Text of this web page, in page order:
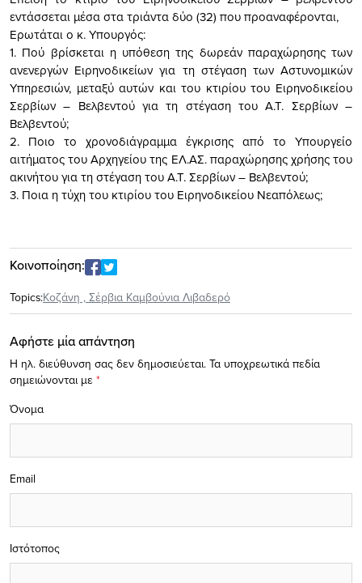
εντάσσεται μέσα στα τριάντα δύο (32) που προαναφέρονται,
Ερωτάται ο κ. Υπουργός:
1. Πού βρίσκεται η υπόθεση της δωρεάν παραχώρησης των
ανενεργών Ειρηνοδικείων για τη στέγαση των Αστυνομικών
Υπηρεσιών, μεταξύ αυτών και του κτιρίου του Ειρηνοδικείου
Σερβίων – Βελβεντού για τη στέγαση του Α.Τ. Σερβίων –
Βελβεντού;
2. Ποιο το χρονοδιάγραμμα έγκρισης από το Υπουργείο
αιτήματος του Αρχηγείου της ΕΛ.ΑΣ. παραχώρησης χρήσης του
ακινήτου για τη στέγαση του Α.Τ. Σερβίων – Βελβεντού;
3. Ποια η τύχη του κτιρίου του Ειρηνοδικείου Νεαπόλεως;
Κοινοποίηση:
Topics:Κοζάνη , Σέρβια Καμβούνια Λιβαδερό
Αφήστε μία απάντηση
Η ηλ. διεύθυνση σας δεν δημοσιεύεται. Τα υποχρεωτικά πεδία
σημειώνονται με *
Όνομα
Email
Ιστότοπος